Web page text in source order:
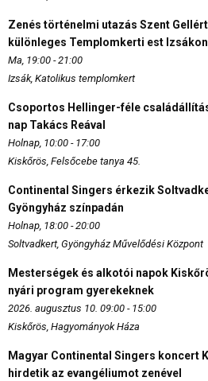
Zenés történelmi utazás Szent
különleges Templomkerti est Izsákon
Ma, 19:00 - 21:00
Izsák, Katolikus templomkert
Csoportos Hellinger-féle
nap Takács Reával
Holnap, 10:00 - 17:00
Kiskőrös, Felsőcebe tanya 45.
Continental Singers érkezik
Gyöngyház színpadán
Holnap, 18:00 - 20:00
Soltvadkert, Gyöngyház Művelődési Központ
Mesterségek és alkotói napok
nyári program gyerekeknek
2026. augusztus 10. 09:00 - 15:00
Kiskőrös, Hagyományok Háza
Magyar Continental Singers koncert
hirdetik az evangéliumot zenével